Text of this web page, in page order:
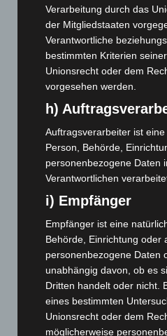
September 2025(93)
August 2025(90)
Juli 2025 (90)
Juni 2025(103)
Mai 2025(112)
April 2025(88)
März 2025(111)
Februar 2025(96)
Januar 2025(88)
Dezember 2024(89)
November 2024
(94)
Oktober 2024 (93)
September 2024(112)
August 2024(107)
Juli 2024(89)
Juni 2024(107)
Verarbeitung durch das
der Mitgliedstaaten
Verantwortliche
bestimmten Kriterien
Unionsrecht oder dem
vorgesehen werden.
h)
Auftragsverarbeiter ist
Person, Behörde,
personenbezogene Daten
Verantwortlichen
i) Empfänger
Empfänger ist eine
Behörde, Einrichtung oder
personenbezogene Daten
unabhängig davon, ob es
Dritten handelt oder nicht.
eines bestimmten
Unionsrecht oder dem
möglicherweise